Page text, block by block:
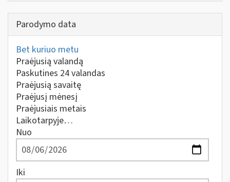
Parodymo data
Bet kuriuo metu
Praėjusią valandą
Paskutines 24 valandas
Praėjusią savaitę
Praėjusį mėnesį
Praėjusiais metais
Laikotarpyje…
Nuo
Iki